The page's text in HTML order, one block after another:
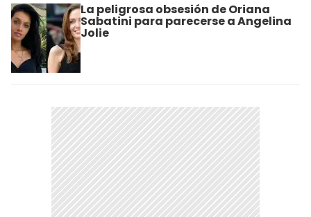
La peligrosa obsesión de Oriana
Sabatini para parecerse a Angelina
Jolie